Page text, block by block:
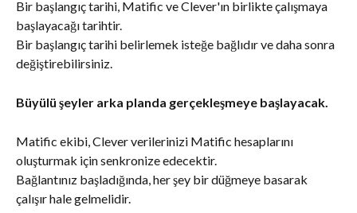
Bir başlangıç tarihi, Matific ve Clever'ın birlikte çalışmaya
başlayacağı tarihtir.
Bir başlangıç tarihi belirlemek isteğe bağlıdır ve daha sonra
değiştirebilirsiniz.
Büyülü şeyler arka planda gerçekleşmeye başlayacak.
Matific ekibi, Clever verilerinizi Matific hesaplarını
oluşturmak için senkronize edecektir.
Bağlantınız başladığında, her şey bir düğmeye basarak
çalışır hale gelmelidir.